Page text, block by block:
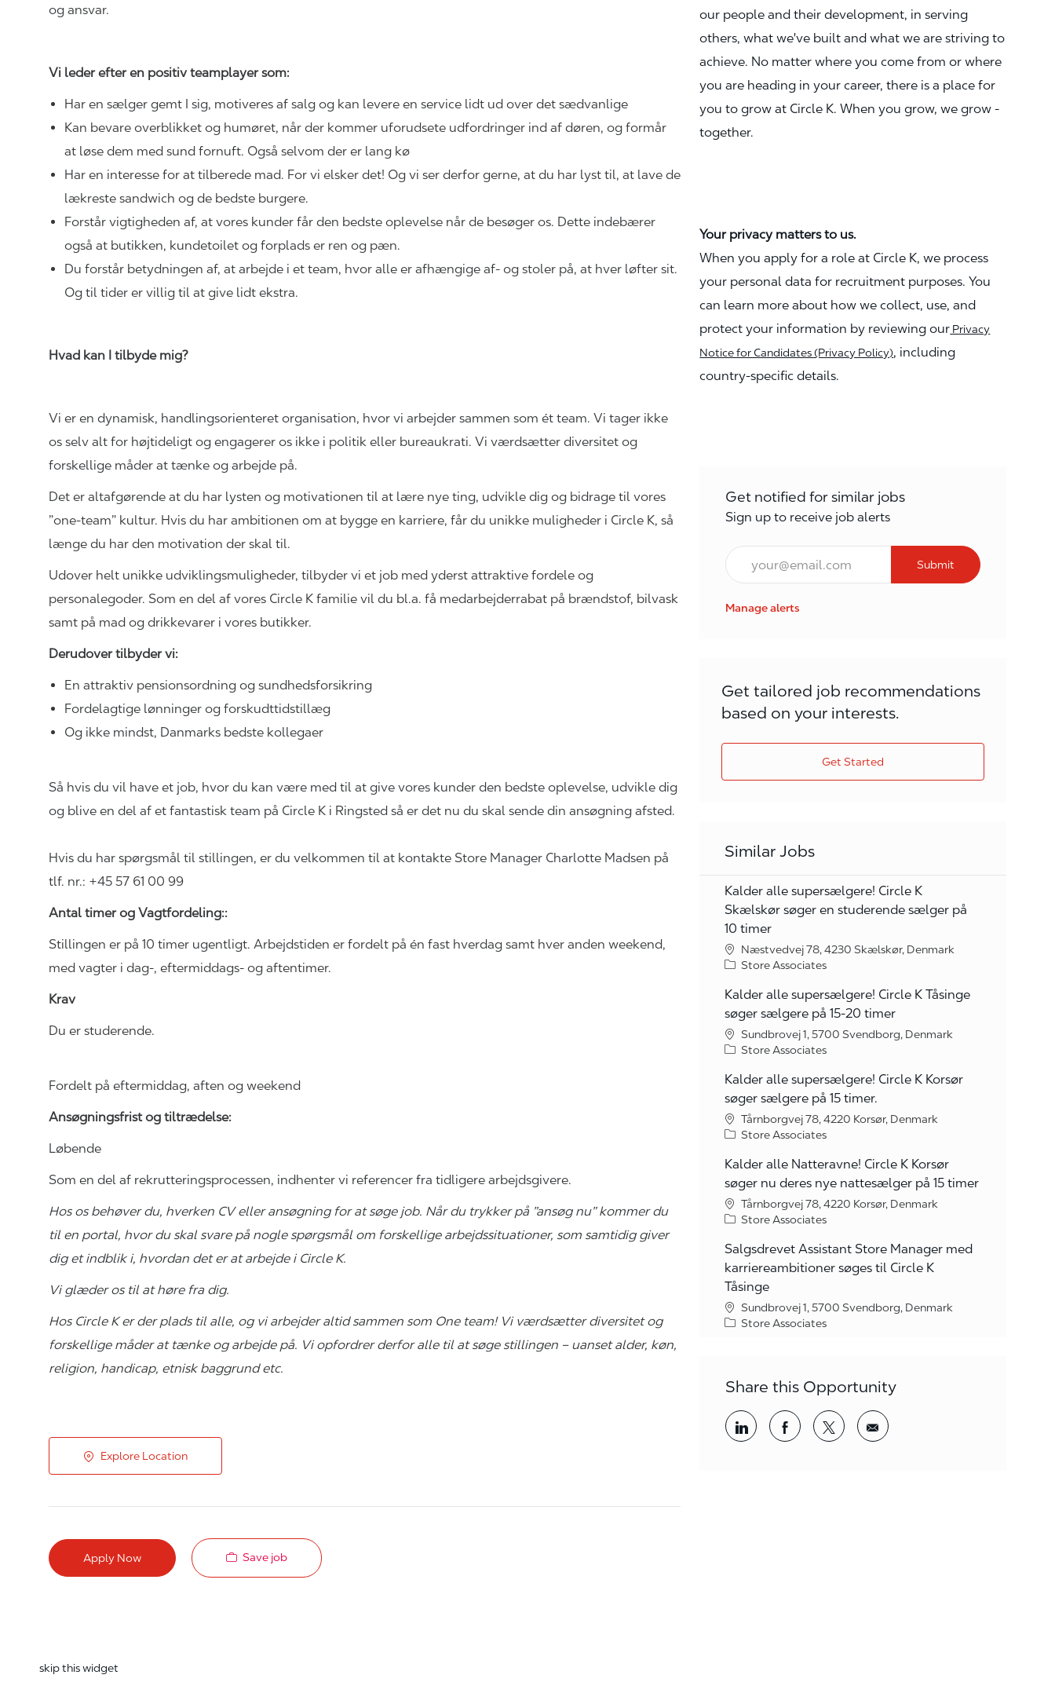
og ansvar.
Vi leder efter en positiv teamplayer som:
Har en sælger gemt I sig, motiveres af salg og kan levere en service lidt ud over det sædvanlige
Kan bevare overblikket og humøret, når der kommer uforudsete udfordringer ind af døren, og formår
at løse dem med sund fornuft. Også selvom der er lang kø
Har en interesse for at tilberede mad. For vi elsker det! Og vi ser derfor gerne, at du har lyst til, at lave de
lækreste sandwich og de bedste burgere.
Forstår vigtigheden af, at vores kunder får den bedste oplevelse når de besøger os. Dette indebærer
også at butikken, kundetoilet og forplads er ren og pæn.
Du forstår betydningen af, at arbejde i et team, hvor alle er afhængige af- og stoler på, at hver løfter sit.
Og til tider er villig til at give lidt ekstra.
Hvad kan I tilbyde mig?
Vi er en dynamisk, handlingsorienteret organisation, hvor vi arbejder sammen som ét team. Vi tager ikke
os selv alt for højtideligt og engagerer os ikke i politik eller bureaukrati. Vi værdsætter diversitet og
forskellige måder at tænke og arbejde på.
Det er altafgørende at du har lysten og motivationen til at lære nye ting, udvikle dig og bidrage til vores
”one-team” kultur. Hvis du har ambitionen om at bygge en karriere, får du unikke muligheder i Circle K, så
længe du har den motivation der skal til.
Udover helt unikke udviklingsmuligheder, tilbyder vi et job med yderst attraktive fordele og
personalegoder. Som en del af vores Circle K familie vil du bl.a. få medarbejderrabat på brændstof, bilvask
samt på mad og drikkevarer i vores butikker.
Derudovertilbyder vi:
En attraktiv pensionsordning og sundhedsforsikring
Fordelagtige lønninger og forskudttidstillæg
Og ikke mindst, Danmarks bedste kollegaer
Så hvis du vil have et job, hvor du kan være med til at give vores kunder den bedste oplevelse, udvikle dig
og blive en del af et fantastisk team på Circle K i Ringsted så er det nu du skal sende din ansøgning afsted.
Hvis du har spørgsmål til stillingen, er du velkommen til at kontakte Store Manager Charlotte Madsen på
tlf. nr.: +45 57 61 00 99
Antal timer og Vagtfordeling::
Stillingen er på 10 timer ugentligt. Arbejdstiden er fordelt på én fast hverdag samt hver anden weekend,
med vagter i dag-, eftermiddags- og aftentimer.
Krav
Du er studerende.
Fordelt på eftermiddag, aften og weekend
Ansøgningsfrist og tiltrædelse:
Løbende
Som en del af rekrutteringsprocessen, indhenter vi referencer fra tidligere arbejdsgivere.
Hos os behøver du, hverken CV eller ansøgning for at søge job. Når du trykker på ”ansøg nu” kommer du
til en portal, hvor du skal svare på nogle spørgsmål om forskellige arbejdssituationer, som samtidig giver
dig et indblik i, hvordan det er at arbejde i Circle K.
Vi glæder os til at høre fra dig.
Hos Circle K er der plads til alle, og vi arbejder altid sammen som One team! Vi værdsætter diversitet og
forskellige måder at tænke og arbejde på. Vi opfordrer derfor alle til at søge stillingen – uanset alder, køn,
religion, handicap, etnisk baggrund etc.
Explore Location
Apply Now Save job
our people and their development, in serving
others, what we've built and what we are striving to
achieve. No matter where you come from or where
you are heading in your career, there is a place for
you to grow at Circle K. When you grow, we grow -
together.
Your privacy matters to us.
When you apply for a role at Circle K, we process
your personal data for recruitment purposes. You
can learn more about how we collect, use, and
protect your information by reviewing our Privacy
Notice for Candidates (Privacy Policy), including
country-specific details.
Get notified for similar jobs
Sign up to receive job alerts
Enter Email address (Required)
Submit
Manage alerts
Get tailored job recommendations
based on your interests.
Get Started
Similar Jobs
Kalder alle supersælgere! Circle K
Skælskør søger en studerende sælger på
10 timer
Næstvedvej 78, 4230 Skælskør, Denmark
Category
Store Associates
Kalder alle supersælgere! Circle K Tåsinge
søger sælgere på 15-20 timer
Sundbrovej 1, 5700 Svendborg, Denmark
Category
Store Associates
Kalder alle supersælgere! Circle K Korsør
søger sælgere på 15 timer.
Tårnborgvej 78, 4220 Korsør, Denmark
Category
Store Associates
Kalder alle Natteravne! Circle K Korsør
søger nu deres nye nattesælger på 15 timer
Tårnborgvej 78, 4220 Korsør, Denmark
Category
Store Associates
Salgsdrevet Assistant Store Manager med
karriereambitioner søges til Circle K
Tåsinge
Sundbrovej 1, 5700 Svendborg, Denmark
Category
Store Associates
Share this Opportunity
Share via LinkedInShare via Facebook
Share via twitterShare via email
skip this widget